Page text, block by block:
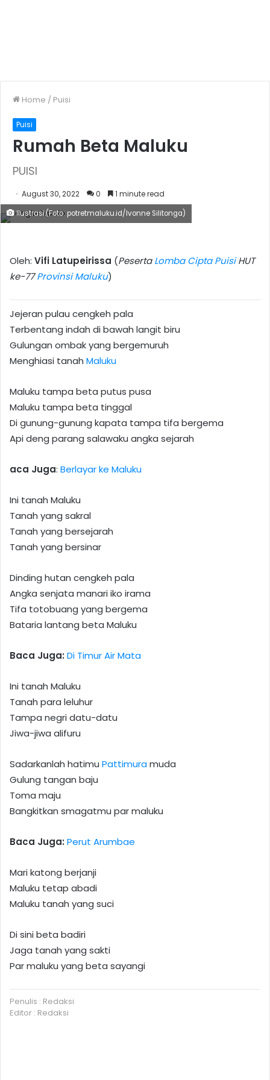
Home / Puisi
Puisi
Rumah Beta Maluku
PUISI
August 30, 2022 0 1 minute read
Ilustrasi.(Foto: potretmaluku.id/Ivonne Silitonga)
Oleh: Vifi Latupeirissa (PesertaLomba Cipta PuisiHUT
ke-77Provinsi Maluku)
Jejeran pulau cengkeh pala
Terbentang indah di bawah langit biru
Gulungan ombak yang bergemuruh
Menghiasi tanah Maluku
Maluku tampa beta putus pusa
Maluku tampa beta tinggal
Di gunung-gunung kapata tampa tifa bergema
Api deng parang salawaku angka sejarah
aca Juga: Berlayar ke Maluku
Ini tanah Maluku
Tanah yang sakral
Tanah yang bersejarah
Tanah yang bersinar
Dinding hutan cengkeh pala
Angka senjata manari iko irama
Tifa totobuang yang bergema
Bataria lantang beta Maluku
Baca Juga: Di Timur Air Mata
Ini tanah Maluku
Tanah para leluhur
Tampa negri datu-datu
Jiwa-jiwa alifuru
Sadarkanlah hatimu Pattimuramuda
Gulung tangan baju
Toma maju
Bangkitkan smagatmu par maluku
Baca Juga: Perut Arumbae
Mari katong berjanji
Maluku tetap abadi
Maluku tanah yang suci
Di sini beta badiri
Jaga tanah yang sakti
Par maluku yang beta sayangi
Penulis : Redaksi
Editor : Redaksi